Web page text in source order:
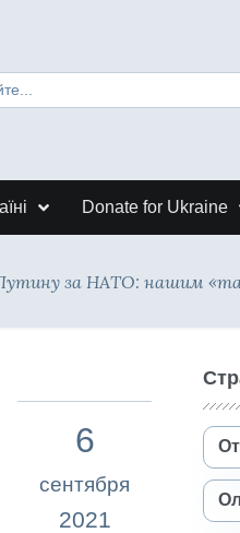
Donate for Ukraine
за НАТО: нашим
6
сентября
2021